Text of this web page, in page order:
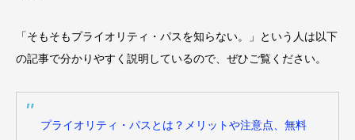
「そもそもプライオリティ・パスを知らない。」という人は以下
の記事で分かりやすく説明しているので、ぜひご覧ください。
プライオリティ・パスとは？メリットや注意点、無料